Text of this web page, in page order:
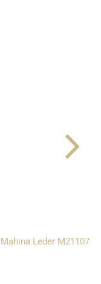
Leder M21107